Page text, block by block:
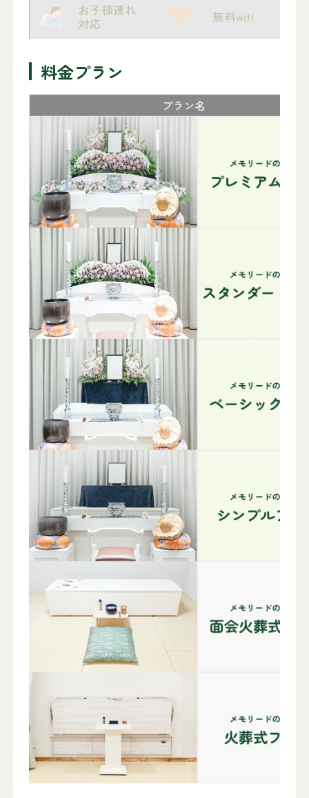
お子様連れ
対応
無料wifi
料金プラン